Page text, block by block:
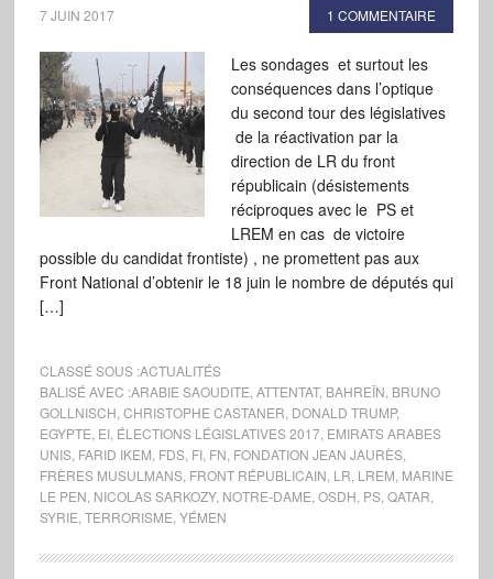
7 JUIN 2017 1 COMMENTAIRE
Les sondages et surtout les
conséquences dans l’optique
du second tour des législatives
de la réactivation par la
direction de LR du front
républicain (désistements
réciproques avec le PS et
LREM en cas de victoire
possible du candidat frontiste) , ne promettent pas aux
Front National d’obtenir le 18 juin le nombre de députés qui
[…]
CLASSÉ SOUS :ACTUALITÉS
BALISÉ AVEC :ARABIE SAOUDITE ATTENTAT, BAHREÏN BRUNO
GOLLNISCH CHRISTOPHE CASTANER DONALD TRUMP,
EGYPTE EI, ÉLECTIONS LÉGISLATIVES 2017, EMIRATS ARABES
UNIS, FARID IKEM FDS, FI, FN FONDATION JEAN JAURÈS,
FRÈRES MUSULMANS, FRONT RÉPUBLICAIN LR LREM MARINE
LE PEN NICOLAS SARKOZY, NOTRE-DAME OSDH PS, QATAR
SYRIE TERRORISME YÉMEN